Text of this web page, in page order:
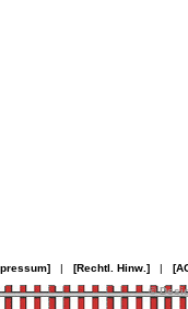
| [Rechtl. Hinw.]|
©